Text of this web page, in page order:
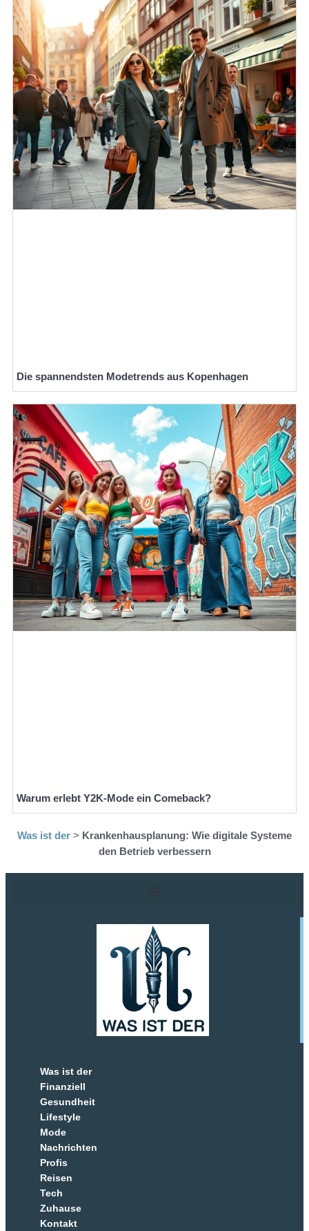
Die spannendsten Modetrends aus Kopenhagen
Warum erlebt Y2K-Mode ein Comeback?
Was ist der > Krankenhausplanung: Wie digitale Systeme
den Betrieb verbessern
Was ist der
Finanziell
Gesundheit
Lifestyle
Mode
Nachrichten
Profis
Reisen
Tech
Zuhause
Kontakt